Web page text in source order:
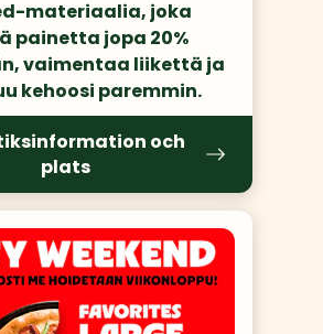
materiaalia, joka
painetta jopa 20%
vaimentaa liikettä ja
kehoosi paremmin.
och
plats